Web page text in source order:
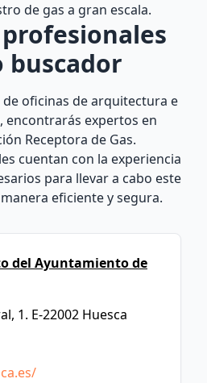
de gas a gran escala.
buscador
oficinas de arquitectura e
encontrarás expertos en
Receptora de Gas.
cuentan con la experiencia
para llevar a cabo este
eficiente y segura.
del Ayuntamiento de
1. E-22002 Huesca